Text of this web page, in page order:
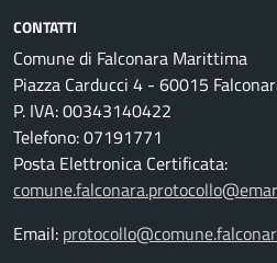
CONTATTI
Comune di Falconara Marittima
Piazza Carducci 4 - 60015
P. IVA: 00343140422
Telefono: 07191771
Posta Elettronica Certificata:
Email: